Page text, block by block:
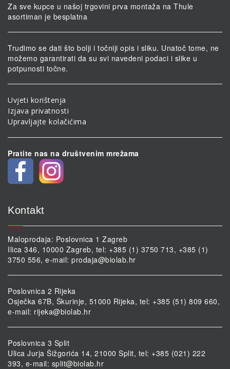
Za sve kupce u našoj trgovini prva montaža na Thule
asortiman je besplatna
Trudimo se dati što bolji i točniji opis i sliku. Unatoč tome, ne
možemo garantirati da su svi navedeni podaci i slike u
potpunosti točne.
Uvjeti korištenja
Izjava privatnosti
Upravljajte kolačićima
Pratite nas na društvenim mrežama
Kontakt
Maloprodaja: Poslovnica 1 Zagreb
Ilica 346, 10000 Zagreb, tel: +385 (1) 3750 713, +385 (1)
3750 556, e-mail: prodaja@biolab.hr
Poslovnica 2 Rijeka
Osječka 67B, Škurinje, 51000 Rijeka, tel: +385 (51) 809 660,
e-mail: rijeka@biolab.hr
Poslovnica 3 Split
Ulica Jurja Šižgorića 14, 21000 Split, tel: +385 (021) 222
393, e-mail: split@biolab.hr